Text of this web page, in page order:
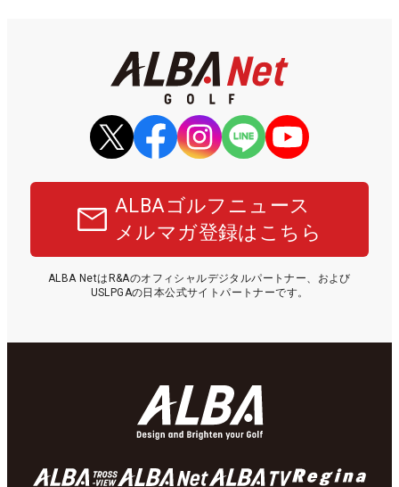
ALBAゴルフニュース
メルマガ登録はこちら
ALBA NetはR&Aのオフィシャルデジタルパートナー、および
USLPGAの日本公式サイトパートナーです。